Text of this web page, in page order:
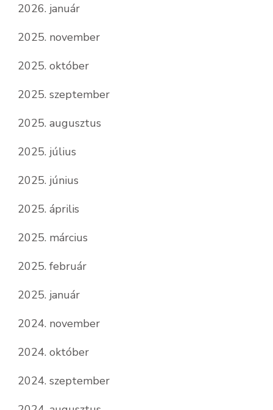
2026. január
2025. november
2025. október
2025. szeptember
2025. augusztus
2025. július
2025. június
2025. április
2025. március
2025. február
2025. január
2024. november
2024. október
2024. szeptember